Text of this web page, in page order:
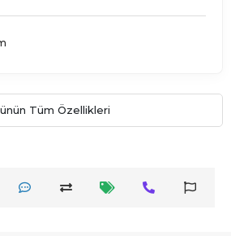
Tüm Özellikleri